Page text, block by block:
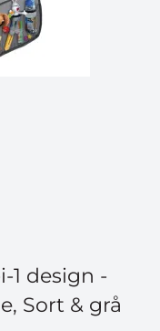
1 design -
Sort & grå